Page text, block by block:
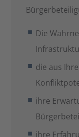
Die
die aus
ihre
ihre